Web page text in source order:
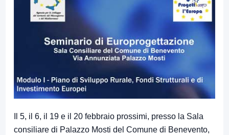
Il 5, il 6, il 19 e il 20 febbraio prossimi, presso la Sala
consiliare di Palazzo Mosti del Comune di Benevento,